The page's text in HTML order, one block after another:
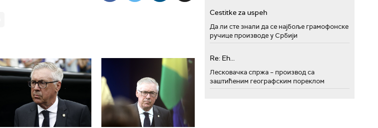
Cestitke za uspeh
Да ли сте знали да се најбоље грамофонске
ручице производе у Србији
Re: Eh...
Лесковачка спржа – производ са
заштићеним географским пореклом